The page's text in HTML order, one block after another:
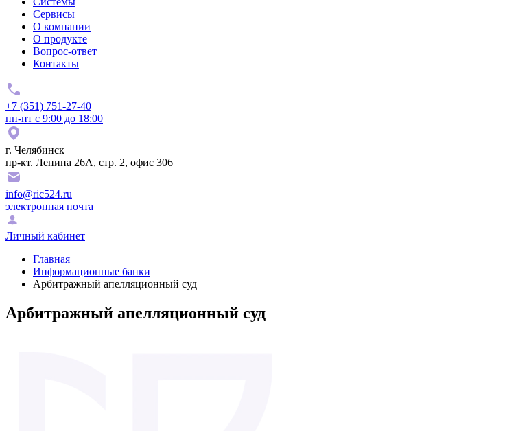
Сервисы
О компании
О продукте
Вопрос-ответ
Контакты
+7 (351) 751-27-40
пн-пт с 9:00 до 18:00
г. Челябинск
пр-кт. Ленина 26А, стр. 2, офис 306
info@ric524.ru
электронная почта
Личный кабинет
Главная
Информационные банки
Арбитражный апелляционный суд
Арбитражный апелляционный суд